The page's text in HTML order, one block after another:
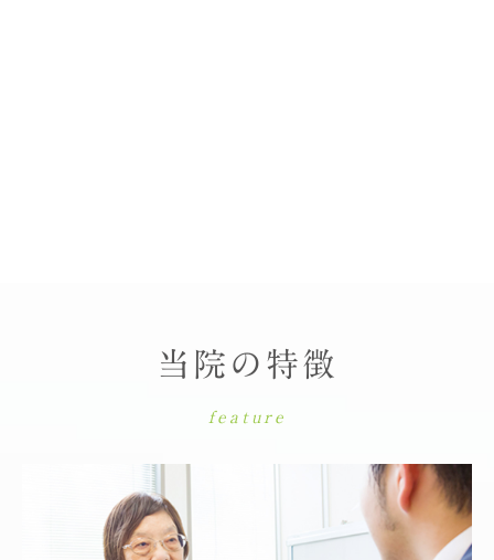
当院の特徴
feature